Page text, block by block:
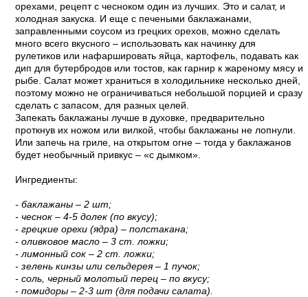
орехами, рецепт с чесноком один из лучших. Это и салат, и
холодная закуска. И еще с печеными баклажанами,
заправленными соусом из грецких орехов, можно сделать
много всего вкусного – использовать как начинку для
рулетиков или нафаршировать яйца, картофель, подавать как
дип для бутербродов или тостов, как гарнир к жареному мясу и
рыбе. Салат может храниться в холодильнике несколько дней,
поэтому можно не ограничиваться небольшой порцией и сразу
сделать с запасом, для разных целей.
Запекать баклажаны лучше в духовке, предварительно
проткнув их ножом или вилкой, чтобы баклажаны не лопнули.
Или запечь на гриле, на открытом огне – тогда у баклажанов
будет необычный привкус – «с дымком».
Ингредиенты:
- баклажаны – 2 шт;
- чеснок – 4-5 долек (по вкусу);
- грецкие орехи (ядра) – полстакана;
- оливковое масло – 3 ст. ложки;
- лимонный сок – 2 ст. ложки;
- зелень кинзы или сельдерея – 1 пучок;
- соль, черный молотый перец – по вкусу;
- помидоры – 2-3 шт (для подачи салата).